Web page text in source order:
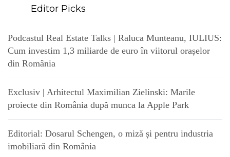
Editor Picks
Podcastul Real Estate Talks | Raluca Munteanu, IULIUS:
Cum investim 1,3 miliarde de euro în viitorul orașelor
din România
Exclusiv | Arhitectul Maximilian Zielinski: Marile
proiecte din România după munca la Apple Park
Editorial: Dosarul Schengen, o miză și pentru industria
imobiliară din România